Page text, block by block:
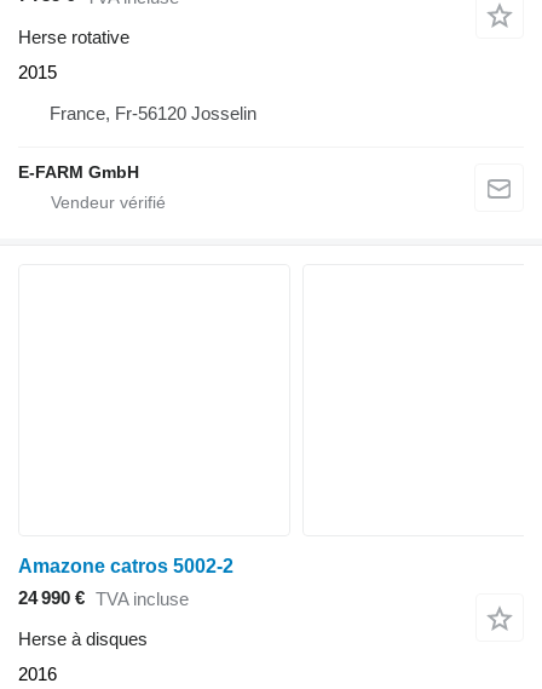
Herse rotative
2015
France, Fr-56120 Josselin
E-FARM GmbH
Amazone catros 5002-2
24 990 € TVA incluse
Herse à disques
2016